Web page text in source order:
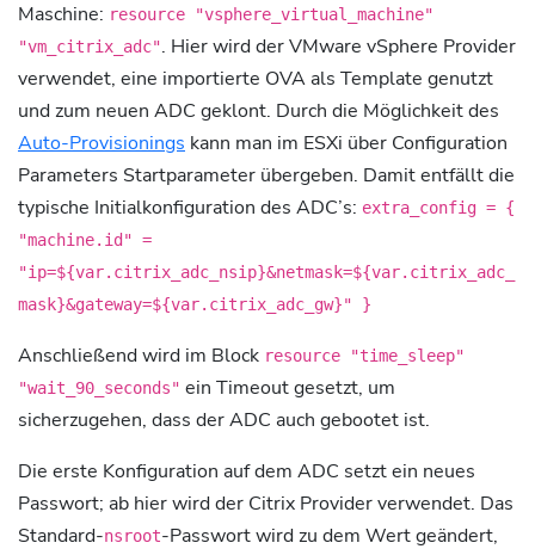
Maschine: resource "vsphere_virtual_machine"
"vm_citrix_adc". Hier wird der VMware vSphere Provider
verwendet, eine importierte OVA als Template genutzt
und zum neuen ADC geklont. Durch die Möglichkeit des
Auto-Provisionings kann man im ESXi über Configuration
Parameters Startparameter übergeben. Damit entfällt die
typische Initialkonfiguration des ADC’s: extra_config = {
"machine.id" =
"ip=${var.citrix_adc_nsip}&netmask=${var.citrix_adc_
mask}&gateway=${var.citrix_adc_gw}" }
Anschließend wird im Block resource "time_sleep"
"wait_90_seconds" ein Timeout gesetzt, um
sicherzugehen, dass der ADC auch gebootet ist.
Die erste Konfiguration auf dem ADC setzt ein neues
Passwort; ab hier wird der Citrix Provider verwendet. Das
Standard-nsroot-Passwort wird zu dem Wert geändert,